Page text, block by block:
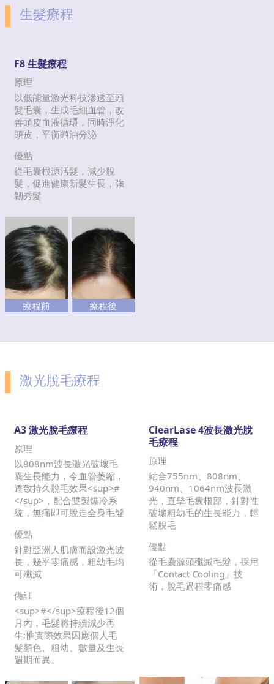
生髮療程
F8 生髮療程
原理
以低能量激光科技滲透至頭
髮毛囊，生成毛細血管，改
善頭皮血液循環，同時淨化
頭皮，平衡頭油分泌
優點
從毛囊根源活髮，減少脫
髮，促進健康新髮生長，強
韌秀髮
療程前 療程後
激光脫毛療程
A3 激光脫毛療程
原理
以808nm波長激光破壞毛
囊生長能力，令血管萎縮，
達致持久脫毛效果<sup>#
</sup>，配合雙製爆冷系
統，無痛即可脫走全身毛髮
優點
針對亞洲人肌膚而設激光波
長，幾乎零痛感，粗幼毛均
可殲滅
備註
<sup>#</sup>療程後12個
月內，毛髮將持續減少再
生;惟實際效果因應個人毛
髮顏色、粗幼、數量及生長
週期而異。
ClearLase 4波長激光脫
毛療程
原理
結合755nm、808nm、
940nm、1064nm波長激
光，直擊毛囊根部，針對性
破壞粗幼毛的生長能力，輕
鬆脫毛
優點
從毛囊源頭殲滅毛髮，採用
「Contact Cooling」技
術，脫毛過程零痛感